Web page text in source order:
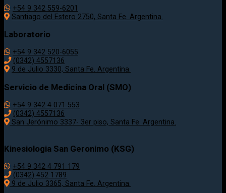
+54 9 342 559-6201
Santiago del Estero 2750, Santa Fe. Argentina.
Laboratorio
+54 9 342 520-6055
(0342) 4557136
9 de Julio 3330, Santa Fe. Argentina.
Servicio de Medicina Oral (SMO)
+54 9 342 4 071 553
(0342) 4557136
San Jerónimo 3337- 3er piso, Santa Fe. Argentina.
Kinesiologia San Geronimo (KSG)
+54 9 342 4 791 179
(0342) 452 1789
9 de Julio 3365, Santa Fe. Argentina.